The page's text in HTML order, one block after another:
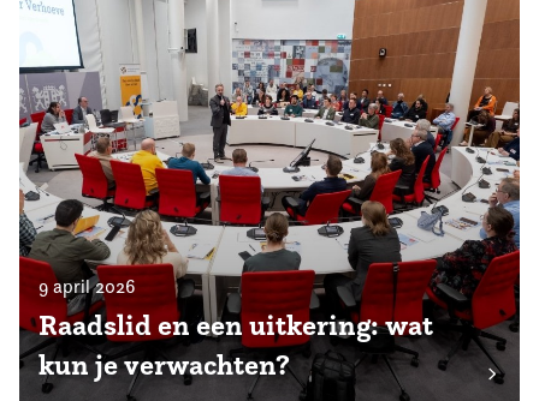
9 april 2026
Raadslid en een uitkering: wat
kun je verwachten?